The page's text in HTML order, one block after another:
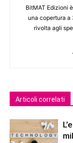
BitMAT Edizioni
una copertura a
rivolta agli
Articoli correlati